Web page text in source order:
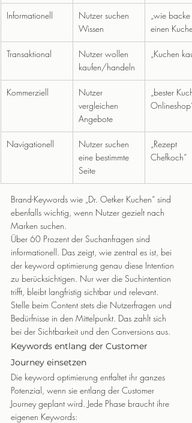
Informationell
Nutzer suchen
Wissen
„wie backe
einen
Transaktional
Nutzer wollen
kaufen/handeln
„Kuchen
Kommerziell
Nutzer
vergleichen
Angebote
„bester
Onlineshop“
Navigationell
Nutzer suchen
eine bestimmte
Seite
„Rezept
Chefkoch“
Brand-Keywords wie „Dr. Oetker Kuchen“ sind
ebenfalls wichtig, wenn Nutzer gezielt nach
Marken suchen.
Über 60 Prozent der Suchanfragen sind
informationell. Das zeigt, wie zentral es ist, bei
der keyword optimierung genau diese Intention
zu berücksichtigen. Nur wer die Suchintention
trifft, bleibt langfristig sichtbar und relevant.
Stelle beim Content stets die Nutzerfragen und
Bedürfnisse in den Mittelpunkt. Das zahlt sich
bei der Sichtbarkeit und den Conversions aus.
Keywords entlang der Customer
Journey einsetzen
Die keyword optimierung entfaltet ihr ganzes
Potenzial, wenn sie entlang der Customer
Journey geplant wird. Jede Phase braucht ihre
eigenen Keywords: